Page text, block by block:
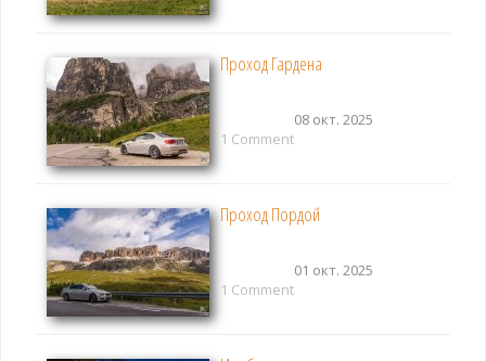
Проход Гардена
08 окт. 2025
1 Comment
Проход Пордой
01 окт. 2025
1 Comment